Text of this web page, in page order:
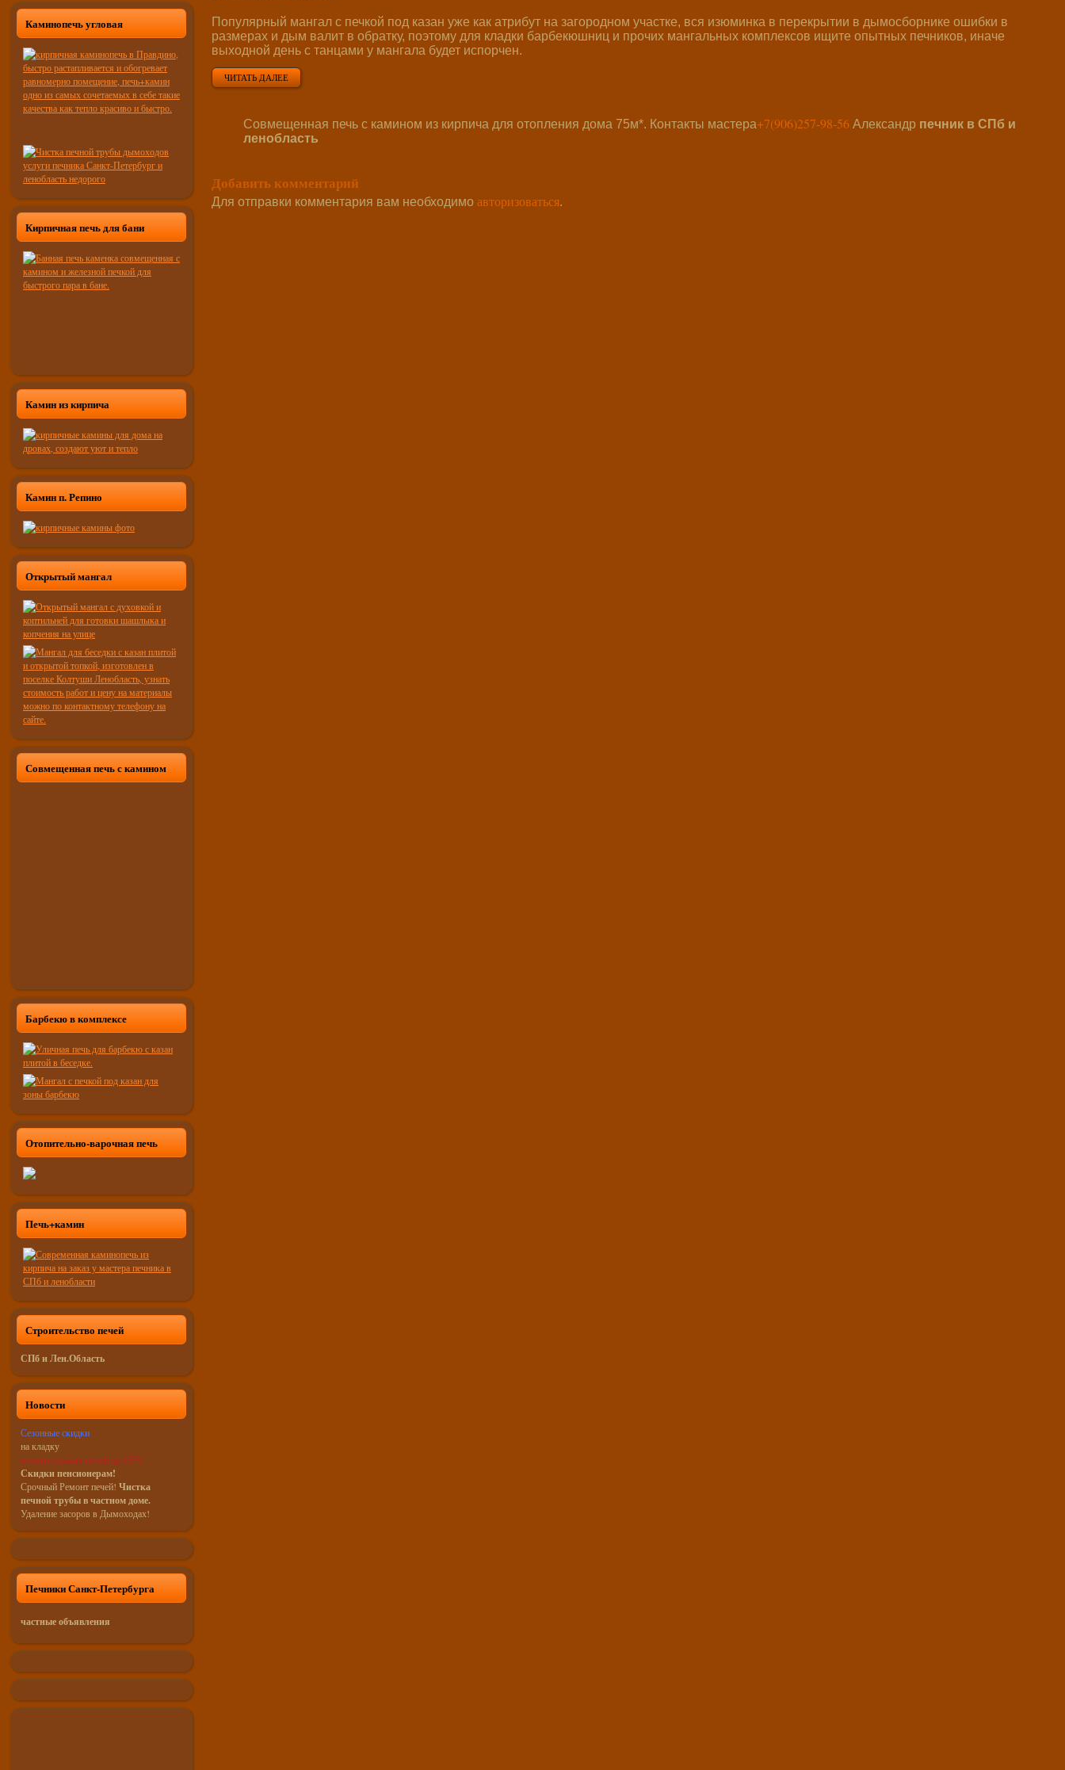
Каминопечь угловая
Кирпичная печь для бани
Камин из кирпича
Камин п. Репино
Открытый мангал
Совмещенная печь с камином
Барбекю в комплексе
Отопительно-варочная печь
Печь+камин
Строительство печей
СПб и Лен.Область
Новости
Сезонные скидки
на кладку
отопительных печей до 15%
Скидки пенсионерам!
Срочный Ремонт печей! Чистка
печной трубы в частном доме.
Удаление засоров в Дымоходах!
Печники Санкт-Петербурга
частные объявления
Популярный мангал с печкой под казан уже как атрибут на загородном участке, вся изюминка в перекрытии в дымосборнике ошибки в
размерах и дым валит в обратку, поэтому для кладки барбекюшниц и прочих мангальных комплексов ищите опытных печников, иначе
выходной день с танцами у мангала будет испорчен.
ЧИТАТЬ ДАЛЕЕ
Совмещенная печь с камином из кирпича для отопления дома 75м*. Контакты мастера+7(906)257-98-56 Александр печник в СПб и
ленобласть
Добавить комментарий
Для отправки комментария вам необходимо авторизоваться.